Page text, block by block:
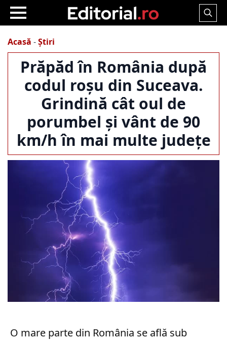
Search
Acasă -Știri
Prăpăd în România după
codul roșu din Suceava.
Grindină cât oul de
porumbel și vânt de 90
km/h în mai multe județe
O mare parte din România se află sub